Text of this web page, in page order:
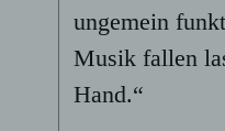
ungemein
Musik fallen
Hand.“